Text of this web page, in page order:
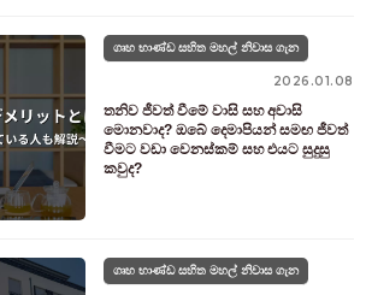
ගෘහ භාණ්ඩ සහිත මහල් නිවාස ගැන
2026.01.08
තනිව ජීවත් වීමේ වාසි සහ අවාසි
මොනවාද? ඔබේ දෙමාපියන් සමඟ ජීවත්
වීමට වඩා වෙනස්කම් සහ එයට සුදුසු
කවුද?
ගෘහ භාණ්ඩ සහිත මහල් නිවාස ගැන